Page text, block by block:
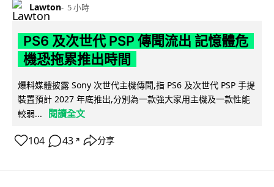
Lawton 5 小時
PS6 及次世代 PSP 傳聞流出 記憶體危
機恐拖累推出時間
爆料媒體披露 Sony 次世代主機傳聞,指 PS6 及次世代 PSP 手提
裝置預計 2027 年底推出,分別為一款強大家用主機及一款性能
較弱...
閱讀全文
104 43 ↗ 分享